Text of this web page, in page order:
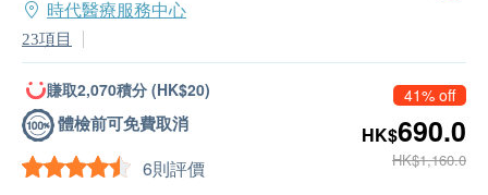
時代醫療服務中心
23項目
賺取2,070積分 (HK$20)
體檢前可免費取消
6則評價
41% off
HK$690.0
HK$1,160.0